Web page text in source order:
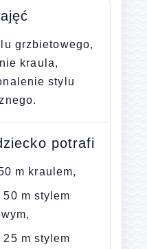
grzbietowego,
kraula,
stylu
potrafi
m kraulem,
50 m stylem
25 m stylem